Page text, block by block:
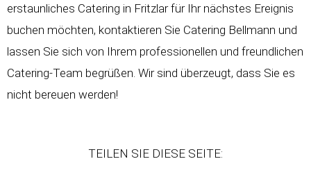
erstaunliches Catering in Fritzlar für Ihr nächstes Ereignis
buchen möchten, kontaktieren Sie Catering Bellmann und
lassen Sie sich von Ihrem professionellen und freundlichen
Catering-Team begrüßen. Wir sind überzeugt, dass Sie es
nicht bereuen werden!
TEILEN SIE DIESE SEITE: